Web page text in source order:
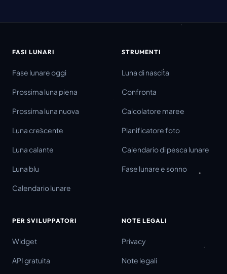
FASI LUNARI
Fase lunare oggi
Prossima luna piena
Prossima luna nuova
Luna crescente
Luna calante
Luna blu
Calendario lunare
STRUMENTI
Luna di nascita
Confronta
Calcolatore maree
Pianificatore foto
Calendario di pesca lunare
Fase lunare e sonno
PER SVILUPPATORI
Widget
API gratuita
NOTE LEGALI
Privacy
Note legali